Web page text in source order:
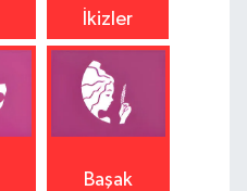
İkizler
Başak